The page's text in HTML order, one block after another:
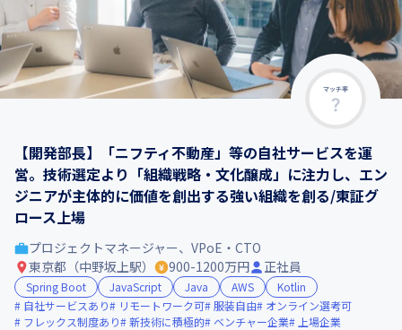
マッチ率
【開発部長】「ニフティ不動産」等の自社サービスを運
営。技術選定より「組織戦略・文化醸成」に注力し、エン
ジニアが主体的に価値を創出する強い組織を創る/東証グ
ロース上場
プロジェクトマネージャー、VPoE・CTO
東京都（中野坂上駅）
900-1200万円 正社員
Spring Boot JavaScript Java AWS
Kotlin
自社サービスあり
リモートワーク可 服装自由
オンライン選考可
フレックス制度あり
新技術に積極的 ベンチャー企業 上場企業